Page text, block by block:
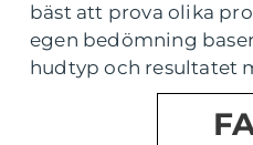
bäst att prova olika
egen bedömning
hudtyp och resultatet